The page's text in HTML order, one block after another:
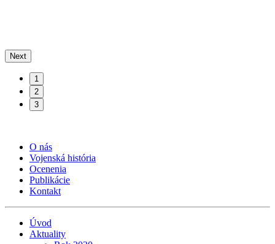
Next
1
2
3
O nás
Vojenská história
Ocenenia
Publikácie
Kontakt
Úvod
Aktuality